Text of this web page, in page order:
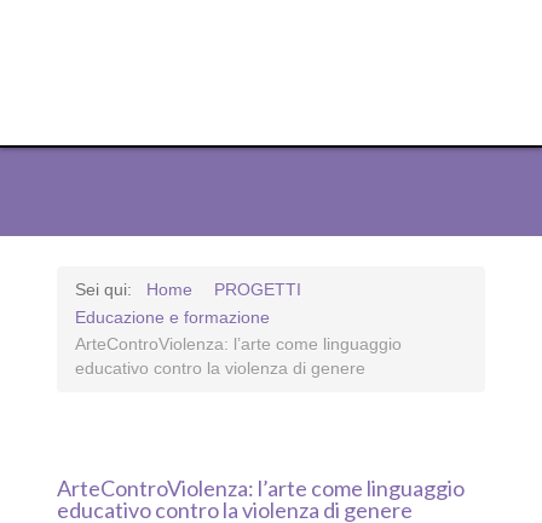
Sei qui: Home
PROGETTI
Educazione e formazione
ArteControViolenza: l’arte come linguaggio
educativo contro la violenza di genere
ArteControViolenza: l’arte come linguaggio
educativo contro la violenza di genere